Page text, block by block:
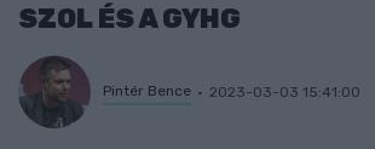
SZOL ÉS A GYHG
Pintér Bence 2023-03-03 15:41:00